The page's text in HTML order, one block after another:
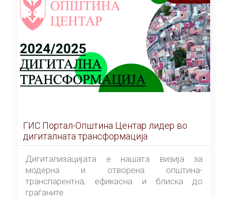
ГИС Портал-Општина Центар лидер во
дигиталната трансформација
Дигитализацијата е нашата визија за
модерна и отворена општина-
транспарентна, ефикасна и блиска до
граѓаните.